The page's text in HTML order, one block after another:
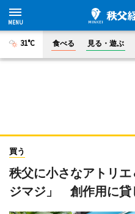
31°C 食べる 見る・遊ぶ
買う
秩父に小さなアトリ
ジマジ」 創作用に貸